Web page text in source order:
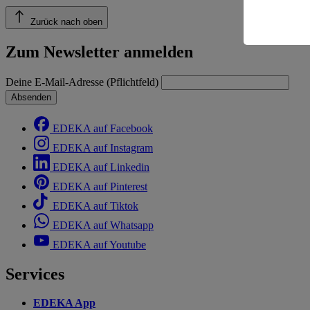
Zurück nach oben
Zum Newsletter anmelden
Deine E-Mail-Adresse (Pflichtfeld)
Absenden
EDEKA auf Facebook
EDEKA auf Instagram
EDEKA auf Linkedin
EDEKA auf Pinterest
EDEKA auf Tiktok
EDEKA auf Whatsapp
EDEKA auf Youtube
Services
EDEKA App